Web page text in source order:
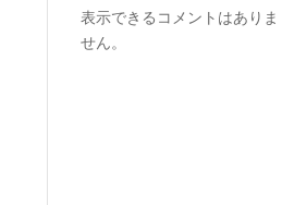
表示できるコメントはありま
せん。